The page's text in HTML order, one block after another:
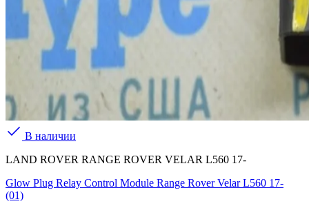
В наличии
LAND ROVER RANGE ROVER VELAR L560 17-
Glow Plug Relay Control Module Range Rover Velar L560 17-
(01)